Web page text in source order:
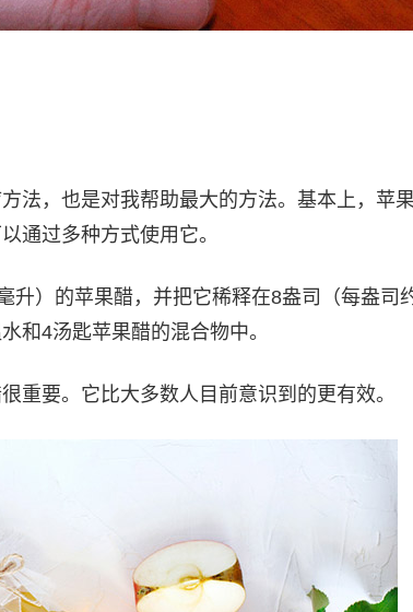
法，也是对我帮助最大的方法。基本上，苹
通过多种方式使用它。
升）的苹果醋，并把它稀释在8盎司（每盎司
和4汤匙苹果醋的混合物中。
重要。它比大多数人目前意识到的更有效。